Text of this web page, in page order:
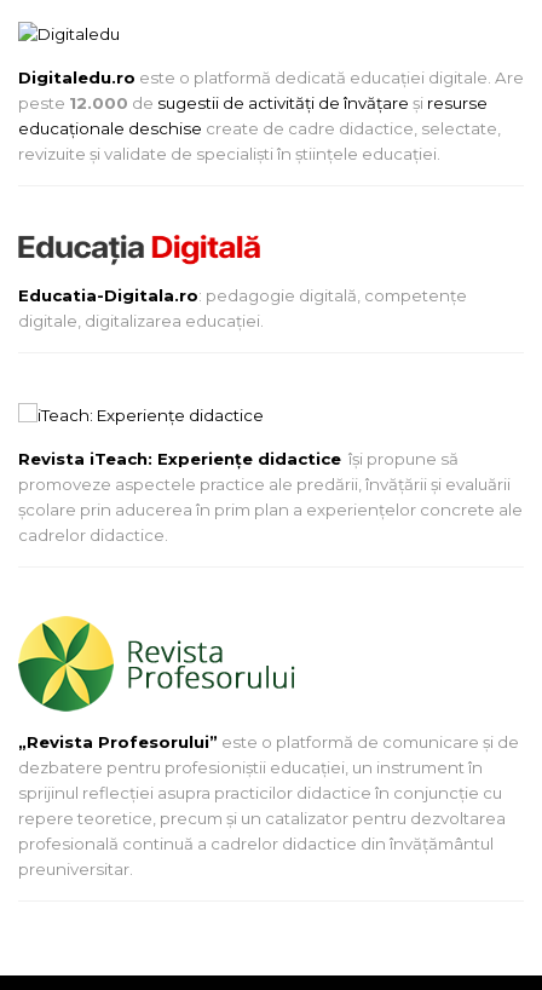
Digitaledu.ro este o platformă dedicată educației digitale. Are
peste 12.000 de sugestii de activități de învățare și resurse
educaționale deschise create de cadre didactice, selectate,
revizuite și validate de specialiști în științele educației.
Educatia-Digitala.ro: pedagogie digitală, competențe
digitale, digitalizarea educației.
Revista iTeach: Experienţe didactice îşi propune să
promoveze aspectele practice ale predării, învăţării şi evaluării
şcolare prin aducerea în prim plan a experienţelor concrete ale
cadrelor didactice.
„Revista Profesorului” este o platformă de comunicare și de
dezbatere pentru profesioniștii educației, un instrument în
sprijinul reflecției asupra practicilor didactice în conjuncție cu
repere teoretice, precum și un catalizator pentru dezvoltarea
profesională continuă a cadrelor didactice din învățământul
preuniversitar.